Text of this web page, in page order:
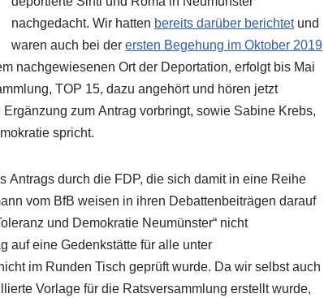
nachgedacht. Wir hatten bereits darüber berichtetund
waren auch bei der ersten Begehung im Oktober 2019
nachgewiesenen Ort der Deportation, erfolgt bis Mai
TOP 15, dazu angehört und hören jetzt
zum Antrag vorbringt, sowie Sabine Krebs,
spricht.
durch die FDP, die sich damit in eine Reihe
vom BfB weisen in ihren Debattenbeiträgen darauf
und Demokratie Neumünster“ nicht
auf eine Gedenkstätte für alle unter
im Runden Tisch geprüft wurde. Da wir selbst auch
Vorlage für die Ratsversammlung erstellt wurde,